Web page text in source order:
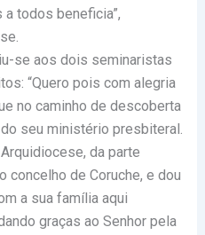
todos beneficia”,
se aos dois seminaristas
“Quero pois com alegria
no caminho de descoberta
seu ministério presbiteral.
da parte
concelho de Coruche, e dou
a sua família aqui
graças ao Senhor pela